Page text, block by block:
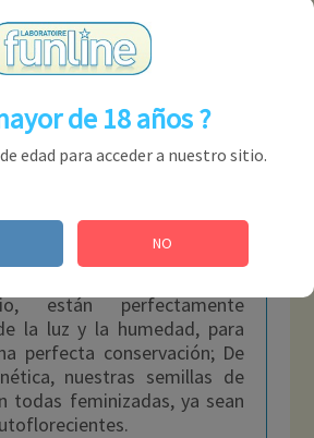
de 18 años ?
edad para acceder a nuestro sitio.
NO
garantizar una perfecta
de cáñamo de colección
en bolsas de 3 unidades.
están perfectamente
la luz y la humedad, para
perfecta conservación; De
nuestras semillas de
todas feminizadas, ya sean